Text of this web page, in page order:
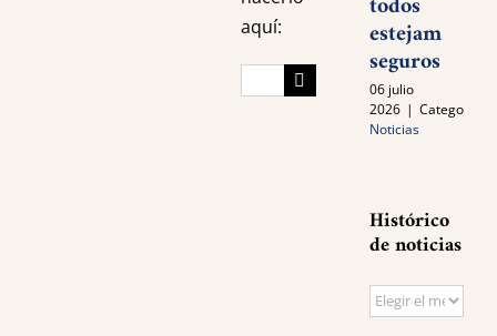
aquí:
Search
estejam
seguros
06 julio
2026 | Categories:
Noticias
Histórico
de noticias
Histórico